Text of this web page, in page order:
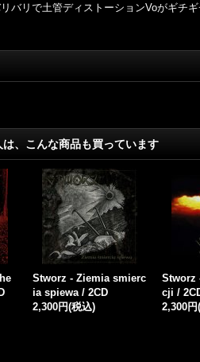
バリで土管ディストーションVoがギチ
、こんな商品も買っています
The Mist from the Mou
ntains - Monumental -
The Temple of Twilight
ht Spell
1,600円